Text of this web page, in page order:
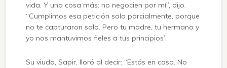
vida. Y una cosa más: no negocien por mí”, dijo.
“Cumplimos esa petición solo parcialmente, porque
no te capturaron solo. Pero tu madre, tu hermano y
yo nos mantuvimos fieles a tus principios”.
Su viuda, Sapir, lloró al decir: “Estás en casa. No